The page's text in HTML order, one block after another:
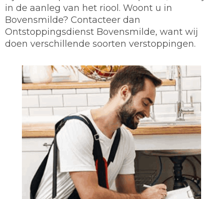
in de aanleg van het riool. Woont u in
Bovensmilde? Contacteer dan
Ontstoppingsdienst Bovensmilde, want wij
doen verschillende soorten verstoppingen.